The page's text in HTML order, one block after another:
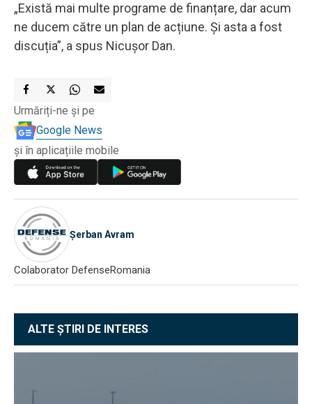
„Există mai multe programe de finanțare, dar acum
ne ducem către un plan de acțiune. Și asta a fost
discuția”, a spus Nicușor Dan.
Urmăriți-ne și pe
Google News
și în aplicațiile mobile
Șerban Avram
Colaborator DefenseRomania
ALTE ȘTIRI DE INTERES